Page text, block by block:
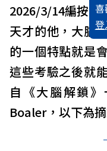
喜
登
2026/3/14編按：
天才的他，大腦
的一個特點就是
這些考驗之後就
自《大腦解鎖
Boaler，以下為摘